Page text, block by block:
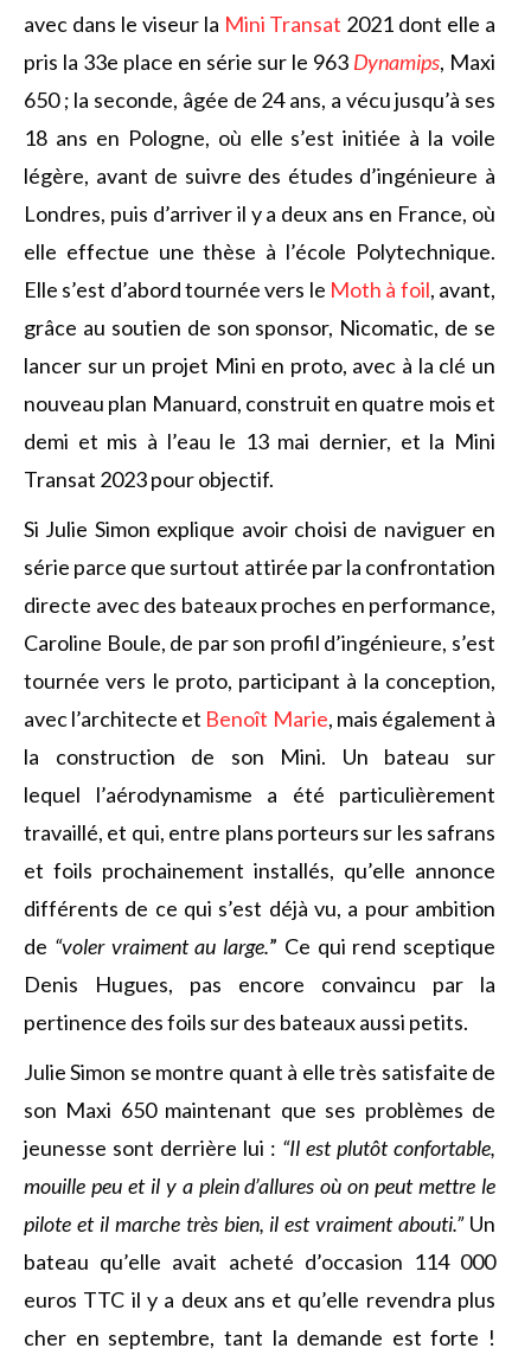
avec dans le viseur la Mini Transat 2021 dont elle a
pris la 33e place en série sur le 963 Dynamips, Maxi
650 ; la seconde, âgée de 24 ans, a vécu jusqu’à ses
18 ans en Pologne, où elle s’est initiée à la voile
légère, avant de suivre des études d’ingénieure à
Londres, puis d’arriver il y a deux ans en France, où
elle effectue une thèse à l’école Polytechnique.
Elle s’est d’abord tournée vers le Moth à foil, avant,
grâce au soutien de son sponsor, Nicomatic, de se
lancer sur un projet Mini en proto, avec à la clé un
nouveau plan Manuard, construit en quatre mois et
demi et mis à l’eau le 13 mai dernier, et la Mini
Transat 2023 pour objectif.
Si Julie Simon explique avoir choisi de naviguer en
série parce que surtout attirée par la confrontation
directe avec des bateaux proches en performance,
Caroline Boule, de par son profil d’ingénieure, s’est
tournée vers le proto, participant à la conception,
avec l’architecte et Benoît Marie, mais également à
la construction de son Mini. Un bateau sur
lequel l’aérodynamisme a été particulièrement
travaillé, et qui, entre plans porteurs sur les safrans
et foils prochainement installés, qu’elle annonce
différents de ce qui s’est déjà vu, a pour ambition
de “voler vraiment au large.” Ce qui rend sceptique
Denis Hugues, pas encore convaincu par la
pertinence des foils sur des bateaux aussi petits.
Julie Simon se montre quant à elle très satisfaite de
son Maxi 650 maintenant que ses problèmes de
jeunesse sont derrière lui : “Il est plutôt confortable,
mouille peu et il y a plein d’allures où on peut mettre le
pilote et il marche très bien, il est vraiment abouti.”Un
bateau qu’elle avait acheté d’occasion 114 000
euros TTC il y a deux ans et qu’elle revendra plus
cher en septembre, tant la demande est forte !